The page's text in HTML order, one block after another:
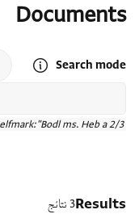
Documents
Search mode
help
ms. Heb a 2/3"
Results3 نتائج